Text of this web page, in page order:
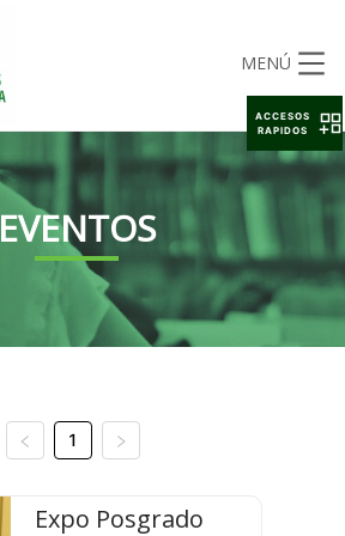
MENÚ
EVENTOS
1
Expo Posgrado
ACCESOS
RAPIDOS